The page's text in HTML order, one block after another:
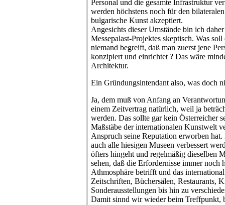
Personal und die gesamte Infrastruktur
werden höchstens noch für den
bulgarische Kunst akzeptiert.
Angesichts dieser Umstände bin ich
Messepalast-Projektes skeptisch. Was
niemand begreift, daß man zuerst jene
konzipiert und einrichtet ? Das wäre
Architektur.
Ein Gründungsintendant also, was doch
Ja, dem muß von Anfang an
einem Zeitvertrag natürlich, weil ja
werden. Das sollte gar kein Österreicher
Maßstäbe der internationalen Kunstwelt
Anspruch seine Reputation erworben
auch alle hiesigen Museen verbessert
öfters hingeht und regelmäßig dieselben
sehen, daß die Erfordernisse immer noch
Athmosphäre betrifft und das
Zeitschriften, Büchersälen, Restaurants,
Sonderausstellungen bis hin zu
Damit sinnd wir wieder beim Treffpunkt,